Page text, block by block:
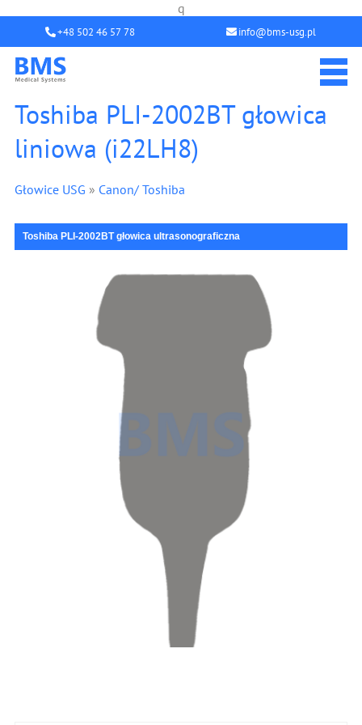
q
+48 502 46 57 78 info@bms-usg.pl
Toshiba PLI-2002BT głowica
liniowa (i22LH8)
Głowice USG » Canon/ Toshiba
Toshiba PLI-2002BT głowica ultrasonograficzna